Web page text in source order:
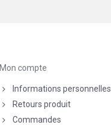
Mon compte
Informations personnelles
Retours produit
Commandes